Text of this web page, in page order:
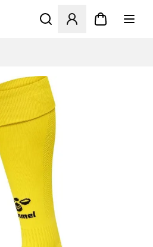
Åbner en Modal til at